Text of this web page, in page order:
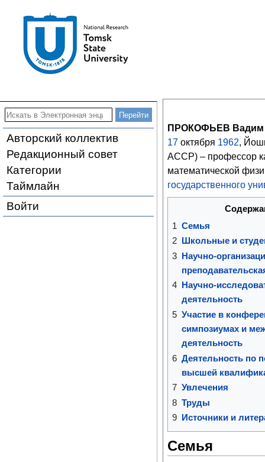
Авторский коллектив
Редакционный совет
Категории
Таймлайн
Войти
ПРОКОФЬЕВ Вадим
17 октября 1962,
АССР) – профессор
математической
государственного
1 Семья
2
Школьные и
3 Научно-
4
Научно-
деятельность
5 Участие в
симпозиумах и
деятельность
6 Деятельность по
высшей
7 Увлечения
8 Труды
9 Источники и
Семья